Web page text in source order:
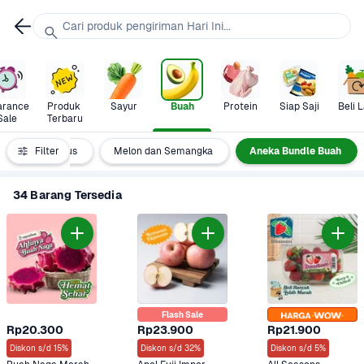
Produk
Terbaru
Sayur Buah Protein Siap Saji Beli
Filter
Potong & Jus Melon dan Semangka Aneka Bundle Buah
34 Barang Tersedia
Rp20.300
Diskon s/d 15%
Flash Sale
Rp23.900
Diskon s/d 32%
Rp21.900
Diskon s/d 5%
Cari produk pengiriman Hari Ini...